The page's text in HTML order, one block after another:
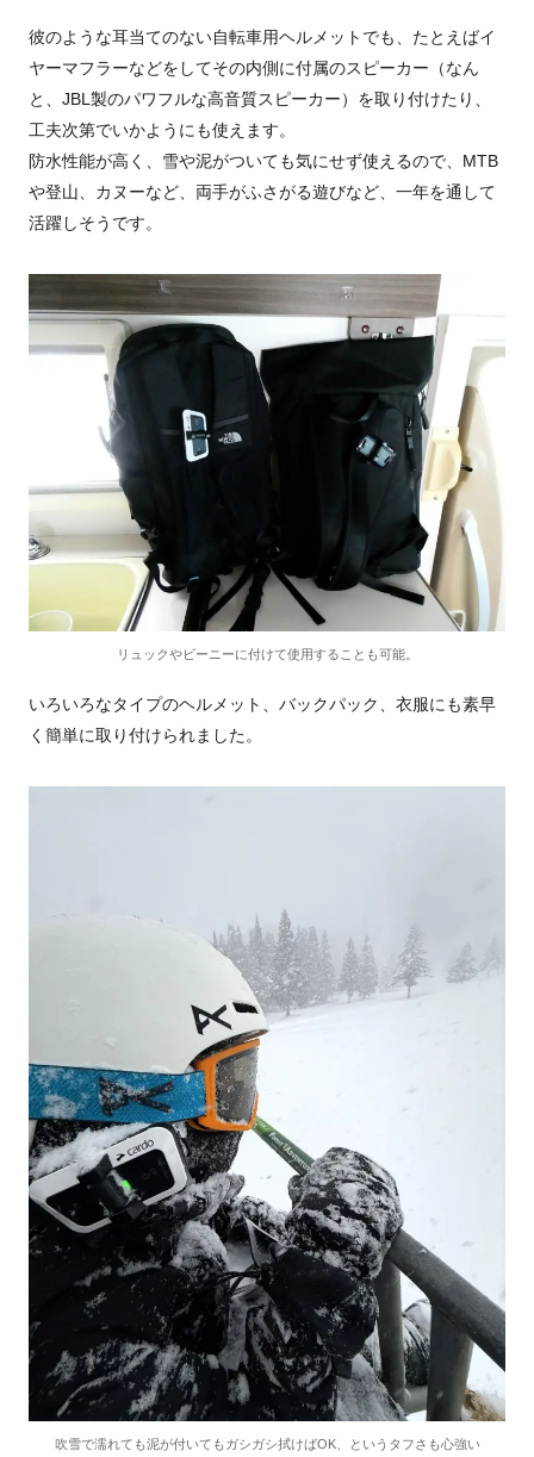
彼のような耳当てのない自転車用ヘルメットでも、たとえばイ
ヤーマフラーなどをしてその内側に付属のスピーカー（なん
と、JBL製のパワフルな高音質スピーカー）を取り付けたり、
工夫次第でいかようにも使えます。
防水性能が高く、雪や泥がついても気にせず使えるので、MTB
や登山、カヌーなど、両手がふさがる遊びなど、一年を通して
活躍しそうです。
リュックやビーニーに付けて使用することも可能。
いろいろなタイプのヘルメット、バックパック、衣服にも素早
く簡単に取り付けられました。
吹雪で濡れても泥が付いてもガシガシ拭けばOK、というタフさも心強い